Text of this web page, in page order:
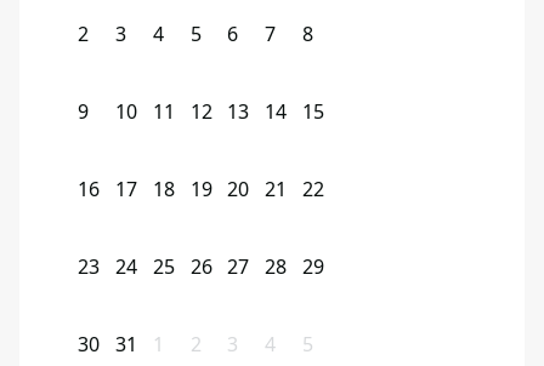
2 3 4 5 6 7 8
9 10 11 12 13 14 15
16 17 18 19 20 21 22
23 24 25 26 27 28 29
30 31 1 2 3 4 5